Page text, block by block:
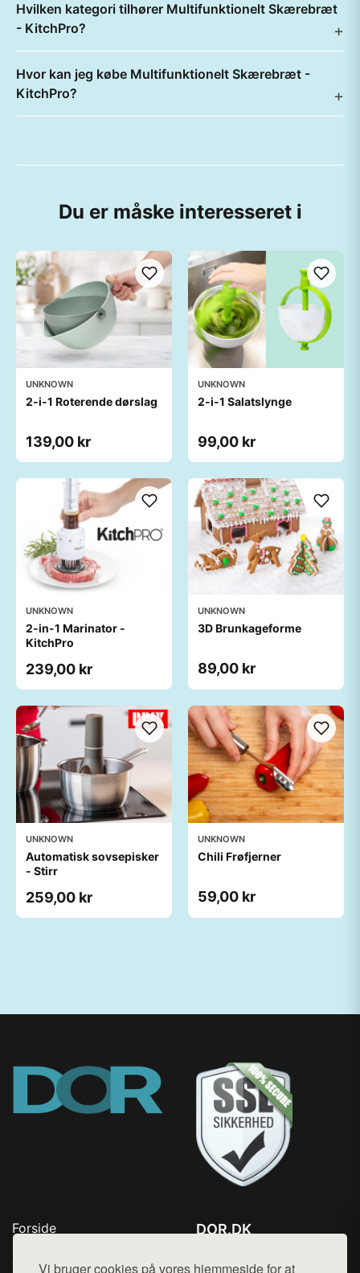
Vi bruger cookies på vores hjemmeside for at
Hvilken kategori tilhører Multifunktionelt Skærebræt
- KitchPro?
Hvor kan jeg købe Multifunktionelt Skærebræt -
KitchPro?
Du er måske interesseret i
UNKNOWN
2-i-1 Roterende dørslag
139,00 kr
UNKNOWN
2-i-1 Salatslynge
99,00 kr
UNKNOWN
2-in-1 Marinator -
KitchPro
239,00 kr
UNKNOWN
3D Brunkageforme
89,00 kr
UNKNOWN
Automatisk sovsepisker
- Stirr
259,00 kr
UNKNOWN
Chili Frøfjerner
59,00 kr
Forside
Top Rabatter
DOR.DK